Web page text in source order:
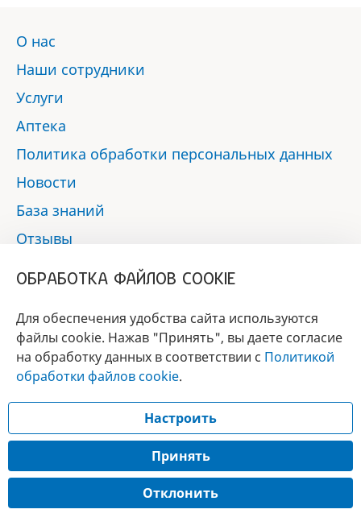
О нас
Наши сотрудники
Услуги
Аптека
Политика обработки персональных данных
Новости
База знаний
Отзывы
БРЕНД
ГОДА 2017 - 2019
© 2017 - 2026 «Альфа-вет»
Разработка сайта —
Информация, представленная на сайте, носит справочный характер и не
является публичной офертой.
ОБРАБОТКА ФАЙЛОВ COOKIE
Для обеспечения удобства сайта используются
файлы cookie. Нажав "Принять", вы даете согласие
на обработку данных в соответствии с Политикой
обработки файлов cookie.
Настроить
Принять
Отклонить